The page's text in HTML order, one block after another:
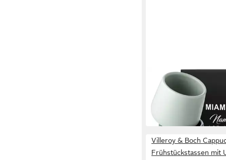
MIAMIO
Tasse Nami
Coast
in 2-3 Werktagen bei dir
Villeroy & Boch
Frühstückstassen mit